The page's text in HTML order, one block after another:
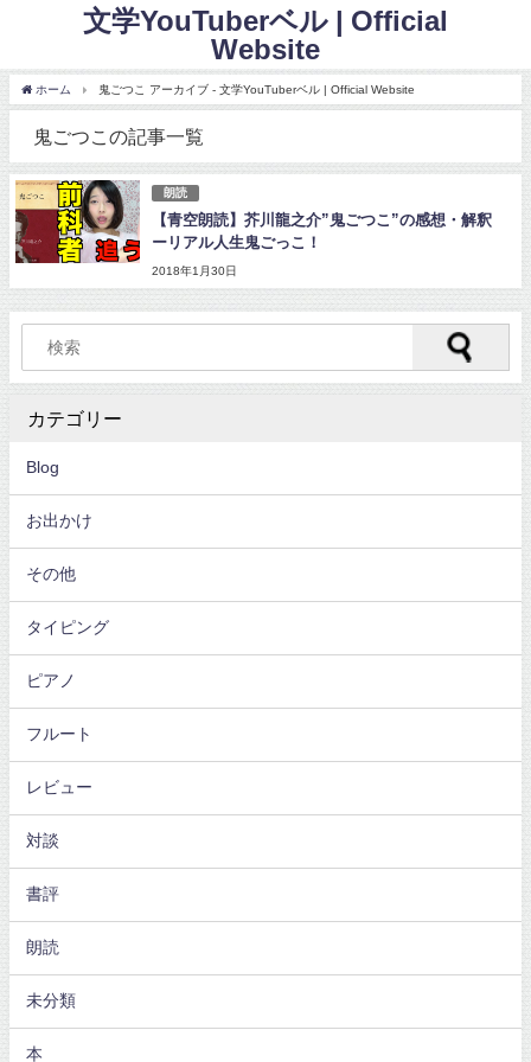
文学YouTuberベル | Official
Website
ホーム 鬼ごつこ アーカイブ - 文学YouTuberベル | Official Website
鬼ごつこの記事一覧
朗読
【青空朗読】芥川龍之介”鬼ごつこ”の感想・解釈
ーリアル人生鬼ごっこ！
2018年1月30日
カテゴリー
Blog
お出かけ
その他
タイピング
ピアノ
フルート
レビュー
対談
書評
朗読
未分類
本